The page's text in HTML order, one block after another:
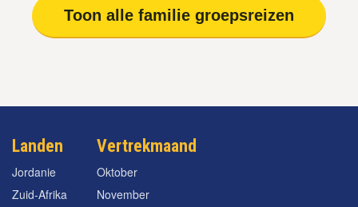
Toon alle familie groepsreizen
Landen
Jordanie
Zuid-Afrika
Vertrekmaand
Oktober
November